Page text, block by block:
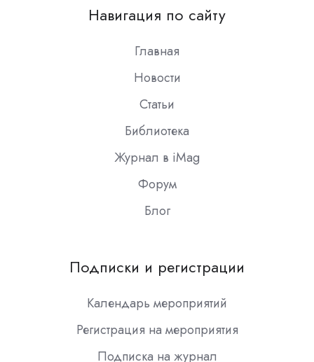
Slack
Навигация по сайту
Главная
Новости
Статьи
Библиотека
Журнал в iMag
Форум
Блог
Подписки и регистрации
Календарь мероприятий
Регистрация на мероприятия
Подписка на журнал